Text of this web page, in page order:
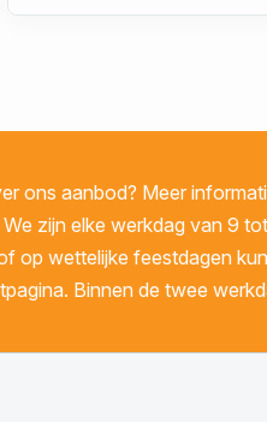
ons aanbod? Meer
zijn elke werkdag van 9
op wettelijke feestdagen
Binnen de twee